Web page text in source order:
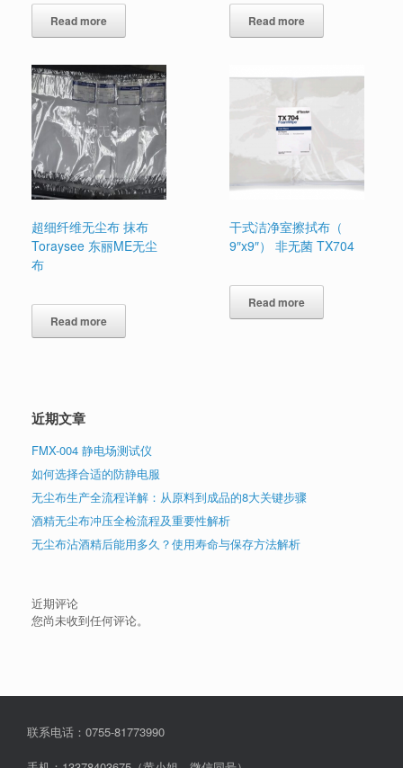
Read more Read more
超细纤维无尘布 抹布
Toraysee 东丽ME无尘
布
Read more
干式洁净室擦拭布（
9″x9″） 非无菌 TX704
Read more
近期文章
FMX-004 静电场测试仪
如何选择合适的防静电服
无尘布生产全流程详解：从原料到成品的8大关键步骤
酒精无尘布冲压全检流程及重要性解析
无尘布沾酒精后能用多久？使用寿命与保存方法解析
近期评论
您尚未收到任何评论。
联系电话：0755-81773990